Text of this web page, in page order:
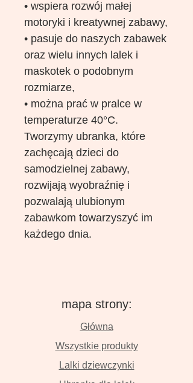
• wspiera rozwój małej
motoryki i kreatywnej zabawy,
• pasuje do naszych zabawek
oraz wielu innych lalek i
maskotek o podobnym
rozmiarze,
• można prać w pralce w
temperaturze 40°C.
Tworzymy ubranka, które
zachęcają dzieci do
samodzielnej zabawy,
rozwijają wyobraźnię i
pozwalają ulubionym
zabawkom towarzyszyć im
każdego dnia.
mapa strony:
Główna
Wszystkie produkty
Lalki dziewczynki